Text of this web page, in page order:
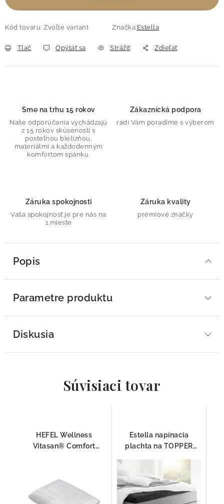
Kód tovaru: Zvoľte variant Značka:Estella
Tlač Opýtať sa Strážiť Zdieľať
Sme na trhu 15 rokov
Naše odporúčania vychádzajú
z 15 rokov skúseností s
posteľnou bielizňou,
materiálmi a každodenným
komfortom spánku.
Zákaznícká podpora
radi Vám poradíme s výberom
Záruka spokojnosti
Vaša spokojnosť je pre nás na
1.mieste
Záruka kvality
prémiové značky
Popis
Parametre produktu
Diskusia
Súvisiaci tovar
HEFEL Wellness
Vitasan® Comfort
s Aloe Vera
Estella napínacia
plachta na TOPPER